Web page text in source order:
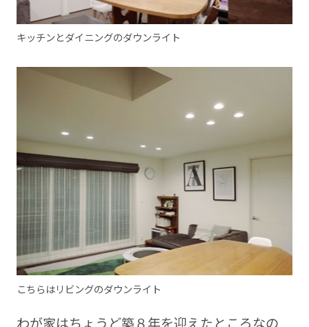
キッチンとダイニングのダウンライト
こちらはリビングのダウンライト